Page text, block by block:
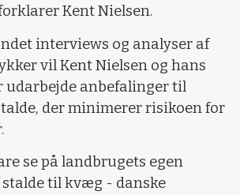
Kent Nielsen.
interviews og analyser af
vil Kent Nielsen og hans
udarbejde anbefalinger til
der minimerer risikoen for
se på landbrugets egen
til kvæg - danske